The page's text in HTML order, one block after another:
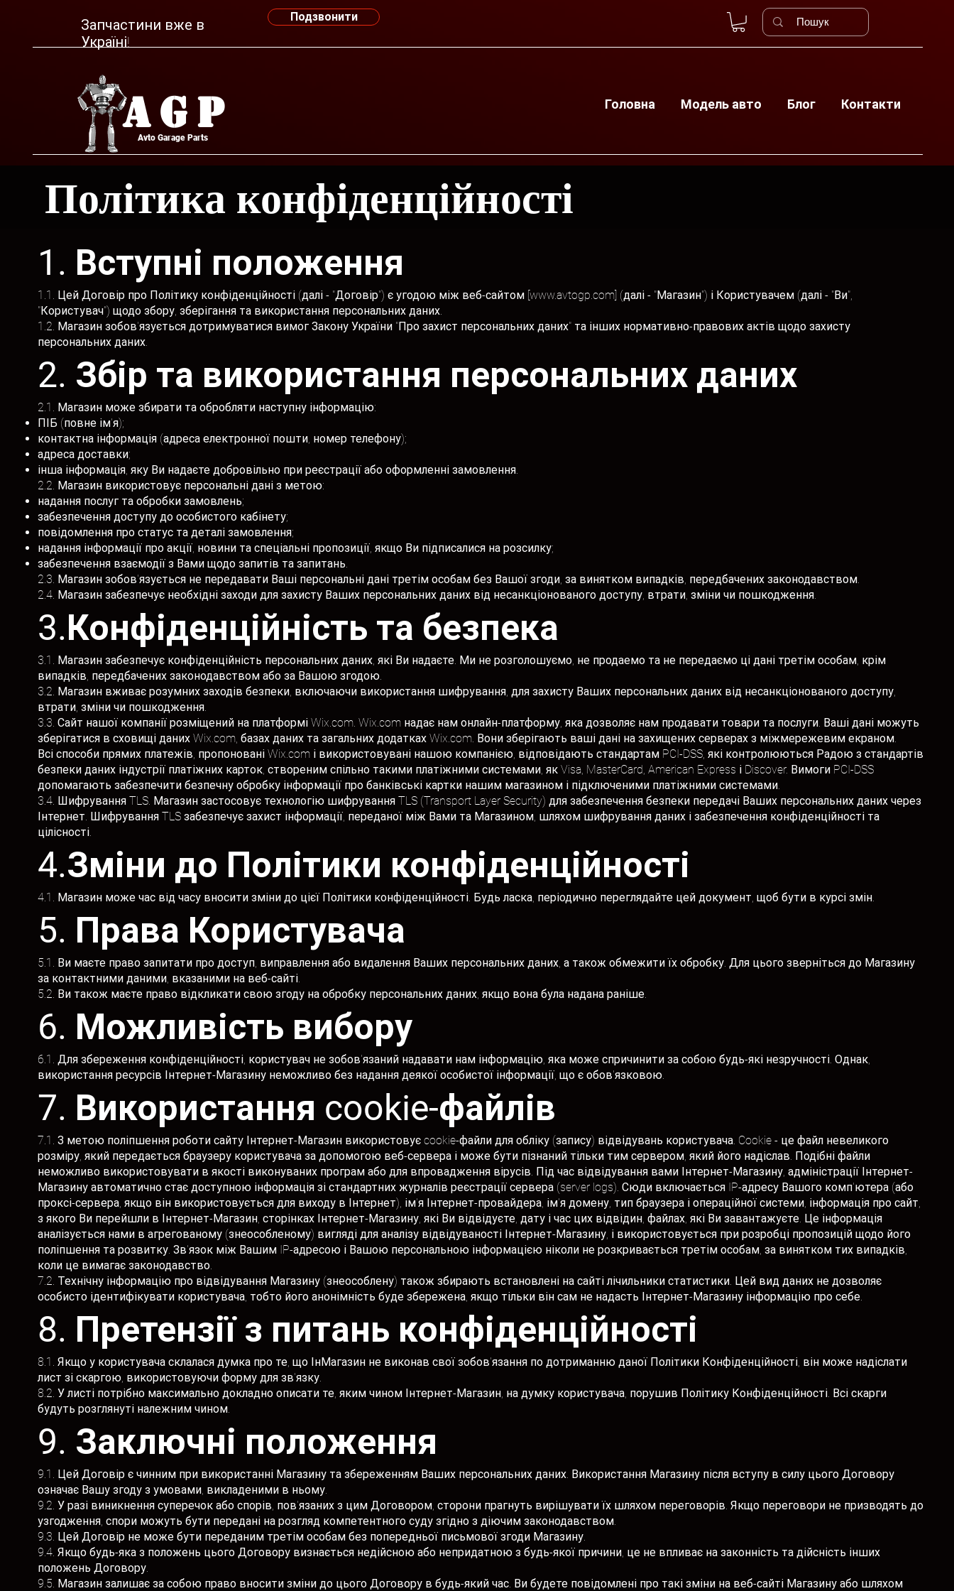
Запчастини вже в
Україні!
Подзвонити
AGP
Avto Garage Parts
Головна Модель авто Блог Контакти
Політика конфіденційності
1. Вступні положення
1.1. Цей Договір про Політику конфіденційності (далі - "Договір") є угодою між веб-сайтом [www.avtogp.com] (далі - "Магазин") і Користувачем (далі - "Ви",
"Користувач") щодо збору, зберігання та використання персональних даних.
1.2. Магазин зобов'язується дотримуватися вимог Закону України "Про захист персональних даних" та інших нормативно-правових актів щодо захисту
персональних даних.
2. Збір та використання персональних даних
2.1. Магазин може збирати та обробляти наступну інформацію:
ПІБ (повне ім'я);
контактна інформація (адреса електронної пошти, номер телефону);
адреса доставки;
інша інформація, яку Ви надаєте добровільно при реєстрації або оформленні замовлення.
2.2. Магазин використовує персональні дані з метою:
надання послуг та обробки замовлень;
забезпечення доступу до особистого кабінету;
повідомлення про статус та деталі замовлення;
надання інформації про акції, новини та спеціальні пропозиції, якщо Ви підписалися на розсилку;
забезпечення взаємодії з Вами щодо запитів та запитань.
2.3. Магазин зобов'язується не передавати Ваші персональні дані третім особам без Вашої згоди, за винятком випадків, передбачених законодавством.
2.4. Магазин забезпечує необхідні заходи для захисту Ваших персональних даних від несанкціонованого доступу, втрати, зміни чи пошкодження.
3.Конфіденційність та безпека
3.1. Магазин забезпечує конфіденційність персональних даних, які Ви надаєте. Ми не розголошуємо, не продаемо та не передаємо ці дані третім особам, крім
випадків, передбачених законодавством або за Вашою згодою.
3.2. Магазин вживає розумних заходів безпеки, включаючи використання шифрування, для захисту Ваших персональних даних від несанкціонованого доступу,
втрати, зміни чи пошкодження.
3.3. Сайт нашої компанії розміщений на платформі Wix.com. Wix.com надає нам онлайн-платформу, яка дозволяє нам продавати товари та послуги. Ваші дані можуть
зберігатися в сховищі даних Wix.com, базах даних та загальних додатках Wix.com. Вони зберігають ваші дані на захищених серверах з міжмережевим екраном.
Всі способи прямих платежів, пропоновані Wix.com і використовувані нашою компанією, відповідають стандартам PCI-DSS, які контролюються Радою з стандартів
безпеки даних індустрії платіжних карток, створеним спільно такими платіжними системами, як Visa, MasterCard, American Express і Discover. Вимоги PCI-DSS
допомагають забезпечити безпечну обробку інформації про банківські картки нашим магазином і підключеними платіжними системами.
3.4. Шифрування TLS. Магазин застосовує технологію шифрування TLS (Transport Layer Security) для забезпечення безпеки передачі Ваших персональних даних через
Інтернет. Шифрування TLS забезпечує захист інформації, переданої між Вами та Магазином, шляхом шифрування даних і забезпечення конфіденційності та
цілісності.
4.Зміни до Політики конфіденційності
4.1. Магазин може час від часу вносити зміни до цієї Політики конфіденційності. Будь ласка, періодично переглядайте цей документ, щоб бути в курсі змін.
5. Права Користувача
5.1. Ви маєте право запитати про доступ, виправлення або видалення Ваших персональних даних, а також обмежити їх обробку. Для цього зверніться до Магазину
за контактними даними, вказаними на веб-сайті.
5.2. Ви також маєте право відкликати свою згоду на обробку персональних даних, якщо вона була надана раніше.
6. Можливість вибору
6.1. Для збереження конфіденційності, користувач не зобов'язаний надавати нам інформацію, яка може спричинити за собою будь-які незручності. Однак,
використання ресурсів Інтернет-Магазину неможливо без надання деякої особистої інформації, що є обов'язковою.
7. Використання cookie-файлів
7.1. З метою поліпшення роботи сайту Інтернет-Магазин використовує cookie-файли для обліку (запису) відвідувань користувача. Cookie - це файл невеликого
розміру, який передається браузеру користувача за допомогою веб-сервера і може бути пізнаний тільки тим сервером, який його надіслав. Подібні файли
неможливо використовувати в якості виконуваних програм або для впровадження вірусів. Під час відвідування вами Інтернет-Магазину, адміністрації Інтернет-
Магазину автоматично стає доступною інформація зі стандартних журналів реєстрації сервера (server logs). Сюди включається IP-адресу Вашого комп'ютера (або
проксі-сервера, якщо він використовується для виходу в Інтернет), ім'я Інтернет-провайдера, ім'я домену, тип браузера і операційної системи, інформація про сайт,
з якого Ви перейшли в Інтернет-Магазин, сторінках Інтернет-Магазину, які Ви відвідуєте, дату і час цих відвідин, файлах, які Ви завантажуєте. Це інформація
аналізується нами в агрегованому (знеособленому) вигляді для аналізу відвідуваності Інтернет-Магазину, і використовується при розробці пропозицій щодо його
поліпшення та розвитку. Зв'язок між Вашим IP-адресою і Вашою персональною інформацією ніколи не розкривається третім особам, за винятком тих випадків,
коли це вимагає законодавство.
7.2. Технічну інформацію про відвідування Магазину (знеособлену) також збирають встановлені на сайті лічильники статистики. Цей вид даних не дозволяє
особисто ідентифікувати користувача, тобто його анонімність буде збережена, якщо тільки він сам не надасть Інтернет-Магазину інформацію про себе.
8. Претензії з питань конфіденційності
8.1. Якщо у користувача склалася думка про те, що ІнМагазин не виконав свої зобов'язання по дотриманню даної Політики Конфіденційності, він може надіслати
лист зі скаргою, використовуючи форму для зв'язку.
8.2. У листі потрібно максимально докладно описати те, яким чином Інтернет-Магазин, на думку користувача, порушив Політику Конфіденційності. Всі скарги
будуть розглянуті належним чином.
9. Заключні положення
9.1. Цей Договір є чинним при використанні Магазину та збереженням Ваших персональних даних. Використання Магазину після вступу в силу цього Договору
означає Вашу згоду з умовами, викладеними в ньому.
9.2. У разі виникнення суперечок або спорів, пов'язаних з цим Договором, сторони прагнуть вирішувати їх шляхом переговорів. Якщо переговори не призводять до
узгодження, спори можуть бути передані на розгляд компетентного суду згідно з діючим законодавством.
9.3. Цей Договір не може бути переданим третім особам без попередньої письмової згоди Магазину.
9.4. Якщо будь-яка з положень цього Договору визнається недійсною або непридатною з будь-якої причини, це не впливає на законність та дійсність інших
положень Договору.
9.5. Магазин залишає за собою право вносити зміни до цього Договору в будь-який час. Ви будете повідомлені про такі зміни на веб-сайті Магазину або шляхом